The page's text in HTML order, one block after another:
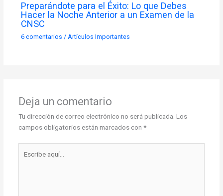
Preparándote para el Éxito: Lo que Debes
Hacer la Noche Anterior a un Examen de la
CNSC
6 comentarios / Artículos Importantes
Deja un comentario
Tu dirección de correo electrónico no será publicada. Los
campos obligatorios están marcados con *
aquí...